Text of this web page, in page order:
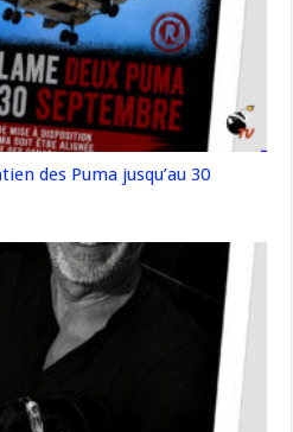
des Puma jusqu’au 30